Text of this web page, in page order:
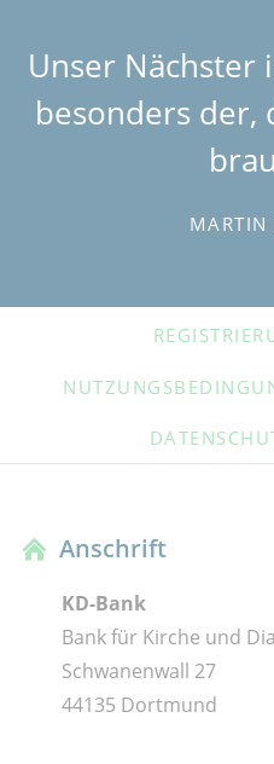
Unser Nächster
besonders der,
MARTIN
NAVIGATION
Anschrift
KD-Bank
Bank für Kirche und
Schwanenwall 27
44135 Dortmund